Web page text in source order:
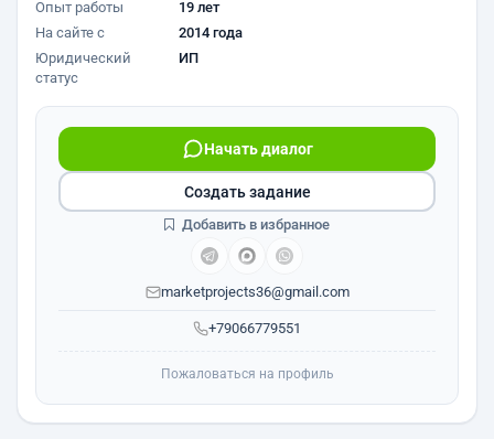
Опыт работы
19 лет
На сайте с
2014 года
Юридический
статус
ИП
+79066779551
Начать диалог
marketprojects36@gmail.com
Создать задание
Добавить в избранное
Пожаловаться на профиль